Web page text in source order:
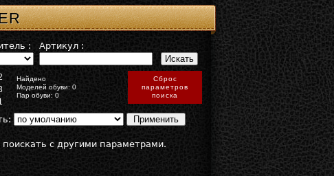
: Артикул :
Найдено
Моделей обуви: 0
Пар обуви: 0
Сброс
параметров
поиска
поискать с другими параметрами.